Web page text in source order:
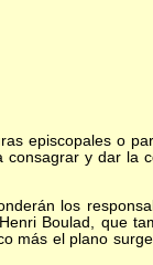
episcopales o
y dar la
los
Boulad, que
más el plano